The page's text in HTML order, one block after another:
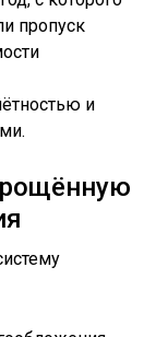
пропуск
и